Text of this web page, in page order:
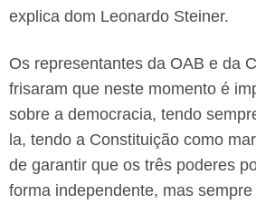
explica dom Leonardo Steiner.
Os representantes da OAB e da
frisaram que neste momento é
sobre a democracia, tendo
la, tendo a Constituição como
de garantir que os três poderes
forma independente, mas